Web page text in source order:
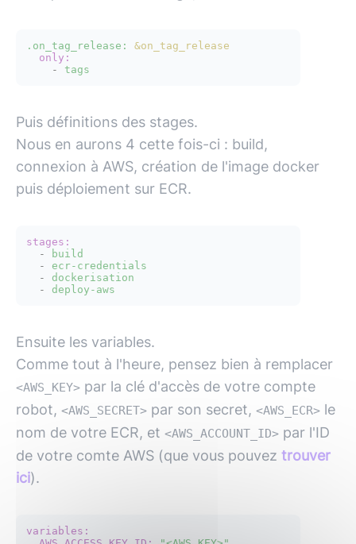
.on_tag_release:
&on_tag_release
only:
-
tags
Puis définitions des stages.
Nous en aurons 4 cette fois-ci : build,
connexion à AWS, création de l'image docker
puis déploiement sur ECR.
stages:
-
build
-
ecr-credentials
-
dockerisation
-
deploy-aws
Ensuite les variables.
Comme tout à l'heure, pensez bien à remplacer
<AWS_KEY> par la clé d'accès de votre compte
robot, <AWS_SECRET> par son secret, <AWS_ECR> le
nom de votre ECR, et <AWS_ACCOUNT_ID> par l'ID
de votre comte AWS (que vous pouvez trouver
ici).
variables: